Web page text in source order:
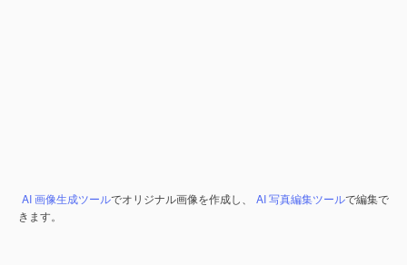
AI 画像生成ツールでオリジナル画像を作成し、 AI 写真編集ツールで編集で
きます。